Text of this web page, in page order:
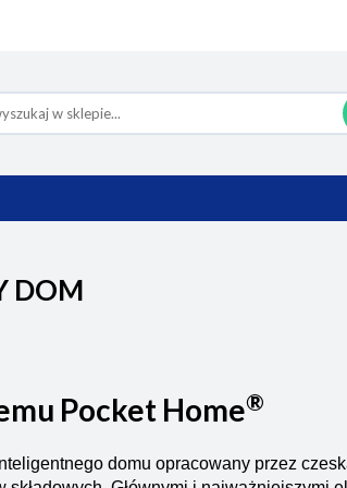
DOM
Pocket Home®
domu opracowany przez